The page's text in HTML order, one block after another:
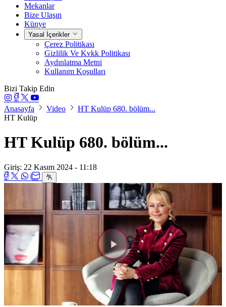
Mekanlar
Bize Ulaşın
Künye
Yasal İçerikler
Çerez Politikası
Gizlilik Ve Kvkk Politikası
Aydınlatma Metni
Kullanım Koşulları
Bizi Takip Edin
Anasayfa Video
HT Kulüp 680. bölüm...
HT Kulüp
HT Kulüp 680. bölüm...
Giriş: 22 Kasım 2024 - 11:18
Videoyu
Oynat